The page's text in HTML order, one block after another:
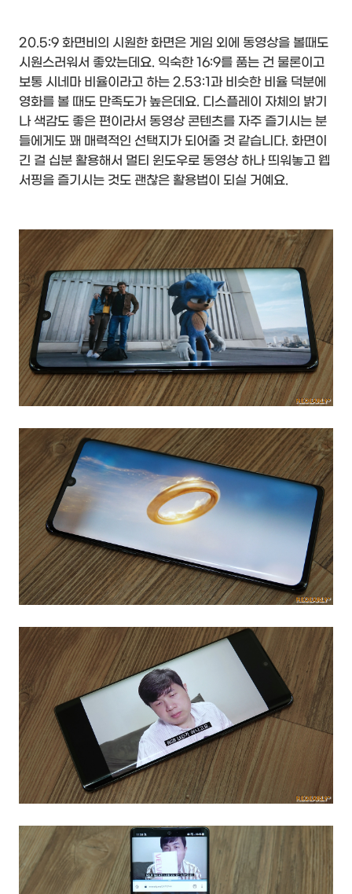
20.5:9 화면비의 시원한 화면은 게임 외에 동영상을 볼때도
시원스러워서 좋았는데요. 익숙한 16:9를 품는 건 물론이고
보통 시네마 비율이라고 하는 2.53:1과 비슷한 비율 덕분에
영화를 볼 때도 만족도가 높은데요. 디스플레이 자체의 밝기
나 색감도 좋은 편이라서 동영상 콘텐츠를 자주 즐기시는 분
들에게도 꽤 매력적인 선택지가 되어줄 것 같습니다. 화면이
긴 걸 십분 활용해서 멀티 윈도우로 동영상 하나 띄워놓고 웹
서핑을 즐기시는 것도 괜찮은 활용법이 되실 거예요.